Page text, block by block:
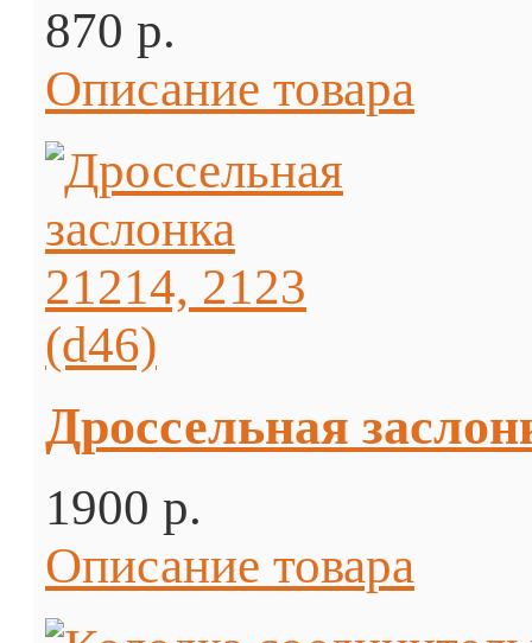
870 p.
Описание товара
Дроссельная
1900 p.
Описание товара